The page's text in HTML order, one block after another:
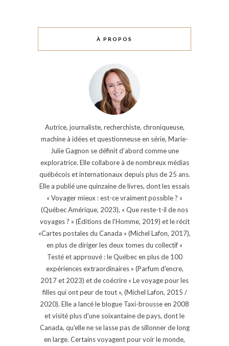
À PROPOS
Autrice, journaliste, recherchiste, chroniqueuse,
machine à idées et questionneuse en série, Marie-
Julie Gagnon se définit d’abord comme une
exploratrice. Elle collabore à de nombreux médias
québécois et internationaux depuis plus de 25 ans.
Elle a publié une quinzaine de livres, dont les essais
« Voyager mieux : est-ce vraiment possible ? »
(Québec Amérique, 2023), « Que reste-t-il de nos
voyages ? » (Éditions de l'Homme, 2019) et le récit
«Cartes postales du Canada » (Michel Lafon, 2017),
en plus de diriger les deux tomes du collectif «
Testé et approuvé : le Québec en plus de 100
expériences extraordinaires » (Parfum d'encre,
2017 et 2023) et de coécrire « Le voyage pour les
filles qui ont peur de tout », (Michel Lafon, 2015 /
2020). Elle a lancé le blogue Taxi-brousse en 2008
et visité plus d'une soixantaine de pays, dont le
Canada, qu'elle ne se lasse pas de sillonner de long
en large. Certains voyagent pour voir le monde,